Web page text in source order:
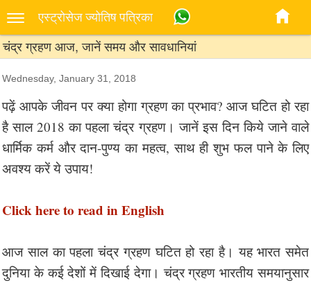
एस्‍ट्रोसेज ज्‍योतिष पत्रिका
चंद्र ग्रहण आज, जानें समय और सावधानियां
Wednesday, January 31, 2018
पढ़ें आपके जीवन पर क्या होगा ग्रहण का प्रभाव? आज घटित हो रहा
है साल 2018 का पहला चंद्र ग्रहण। जानें इस दिन किये जाने वाले
धार्मिक कर्म और दान-पुण्य का महत्व, साथ ही शुभ फल पाने के लिए
अवश्य करें ये उपाय!
Click here to read in English
आज साल का पहला चंद्र ग्रहण घटित हो रहा है। यह भारत समेत
दुनिया के कई देशों में दिखाई देगा। चंद्र ग्रहण भारतीय समयानुसार